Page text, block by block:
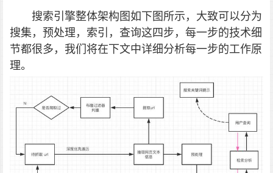
搜索引擎整体架构图如下图所示，大致可以分为
搜集，预处理，索引，查询这四步，每一步的技术细
节都很多，我们将在下文中详细分析每一步的工作原
理。